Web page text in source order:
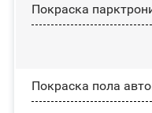
Покраска
Покраска пола